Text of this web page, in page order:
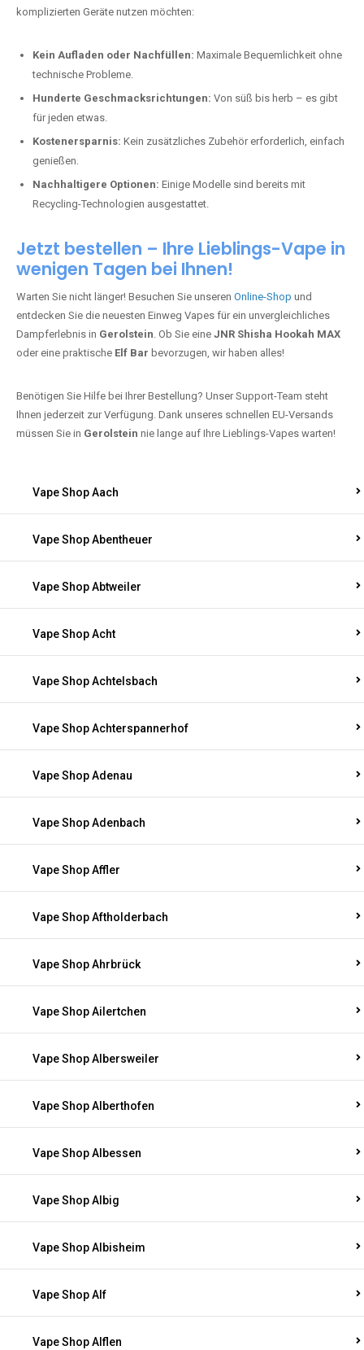
komplizierten Geräte nutzen möchten:
Kein Aufladen oder Nachfüllen: Maximale Bequemlichkeit ohne
technische Probleme.
Hunderte Geschmacksrichtungen: Von süß bis herb – es gibt
für jeden etwas.
Kostenersparnis: Kein zusätzliches Zubehör erforderlich, einfach
genießen.
Nachhaltigere Optionen: Einige Modelle sind bereits mit
Recycling-Technologien ausgestattet.
Jetzt bestellen – Ihre Lieblings-Vape in
wenigen Tagen bei Ihnen!
Warten Sie nicht länger! Besuchen Sie unseren Online-Shop und
entdecken Sie die neuesten Einweg Vapes für ein unvergleichliches
Dampferlebnis in Gerolstein. Ob Sie eine JNR Shisha Hookah MAX
oder eine praktische Elf Bar bevorzugen, wir haben alles!
Benötigen Sie Hilfe bei Ihrer Bestellung? Unser Support-Team steht
Ihnen jederzeit zur Verfügung. Dank unseres schnellen EU-Versands
müssen Sie in Gerolstein nie lange auf Ihre Lieblings-Vapes warten!
Vape Shop Aach
Vape Shop Abentheuer
Vape Shop Abtweiler
Vape Shop Acht
Vape Shop Achtelsbach
Vape Shop Achterspannerhof
Vape Shop Adenau
Vape Shop Adenbach
Vape Shop Affler
Vape Shop Aftholderbach
Vape Shop Ahrbrück
Vape Shop Ailertchen
Vape Shop Albersweiler
Vape Shop Alberthofen
Vape Shop Albessen
Vape Shop Albig
Vape Shop Albisheim
Vape Shop Alf
Vape Shop Alflen